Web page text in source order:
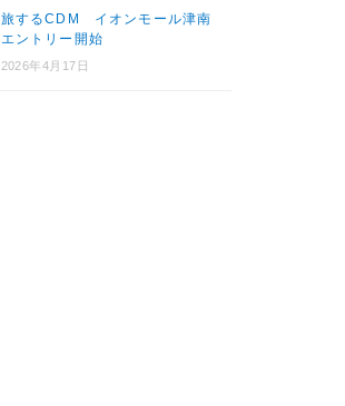
旅するCDM イオンモール津南
エントリー開始
2026年4月17日